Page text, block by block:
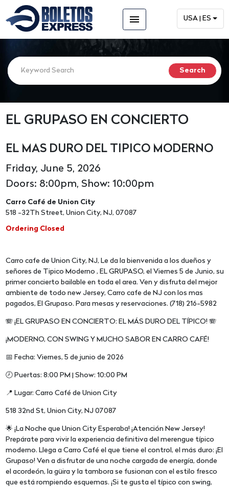
menu USA | ES
EL GRUPASO EN CONCIERTO
EL MAS DURO DEL TIPICO MODERNO
Friday, June 5, 2026
Doors: 8:00pm, Show: 10:00pm
Carro Café de Union City
518 -32Th Street, Union City, NJ, 07087
Ordering Closed
Carro cafe de Union City, NJ, Le da la bienvenida a los dueños y
señores de Tipico Moderno , EL GRUPASO, el Viernes 5 de Junio, su
primer concierto bailable en toda el area. Ven y disfruta del mejor
ambiente de todo new Jersey, Carro cafe de NJ con los mas
pagados, El Grupaso. Para mesas y reservaciones. (718) 216-5982
🪗 ¡EL GRUPASO EN CONCIERTO: EL MÁS DURO DEL TÍPICO! 🪗
¡MODERNO, CON SWING Y MUCHO SABOR EN CARRO CAFÉ!
📅 Fecha: Viernes, 5 de junio de 2026
🕗 Puertas: 8:00 PM | Show: 10:00 PM
📍 Lugar: Carro Café de Union City
518 32nd St, Union City, NJ 07087
🌟 ¡La Noche que Union City Esperaba! ¡Atención New Jersey!
Prepárate para vivir la experiencia definitiva del merengue típico
moderno. Llega a Carro Café el que tiene el control, el más duro: ¡El
Grupaso! Ven a disfrutar de una noche cargada de energía, donde
el acordeón, la güira y la tambora se fusionan con el estilo fresco
que está rompiendo esquemas. ¡Si te gusta el típico con swing,